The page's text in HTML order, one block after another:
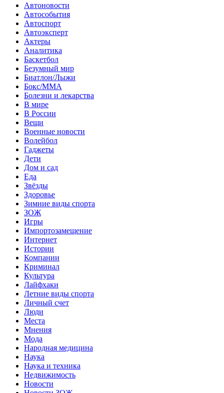
Автоновости
Автособытия
Автоспорт
Автоэксперт
Актеры
Аналитика
Баскетбол
Безумный мир
Биатлон/Лыжи
Бокс/MMA
Болезни и лекарства
В мире
В России
Вещи
Военные новости
Волейбол
Гаджеты
Дети
Дом и сад
Еда
Звёзды
Здоровье
Зимние виды спорта
ЗОЖ
Игры
Импортозамещение
Интернет
Истории
Компании
Криминал
Культура
Лайфхаки
Летние виды спорта
Личный счет
Люди
Места
Мнения
Мода
Народная медицина
Наука
Наука и техника
Недвижимость
Новости